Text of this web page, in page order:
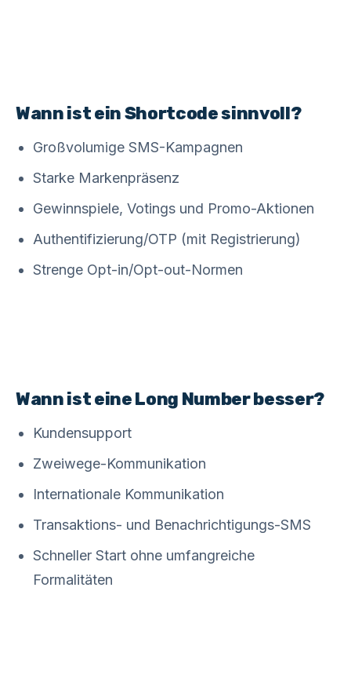
Wann ist ein Shortcode sinnvoll?
Großvolumige SMS-Kampagnen
Starke Markenpräsenz
Gewinnspiele, Votings und Promo-Aktionen
Authentifizierung/OTP (mit Registrierung)
Strenge Opt-in/Opt-out-Normen
Wann ist eine Long Number besser?
Kundensupport
Zweiwege-Kommunikation
Internationale Kommunikation
Transaktions- und Benachrichtigungs-SMS
Schneller Start ohne umfangreiche
Formalitäten